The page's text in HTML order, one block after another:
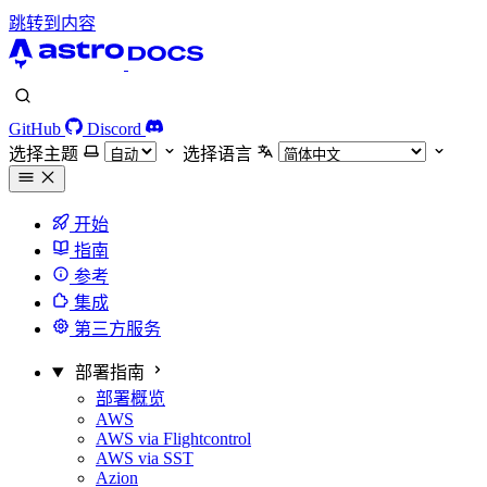
跳转到内容
GitHub
Discord
选择主题
选择语言
开始
指南
参考
集成
第三方服务
部署指南
部署概览
AWS
AWS via Flightcontrol
AWS via SST
Azion